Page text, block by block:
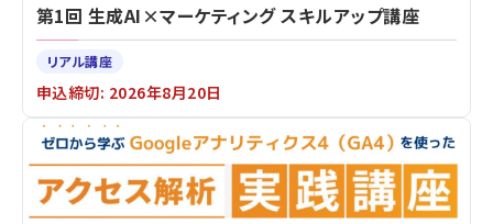
第1回 生成AI×マーケティング スキルアップ講座
リアル講座
申込締切: 2026年8月20日